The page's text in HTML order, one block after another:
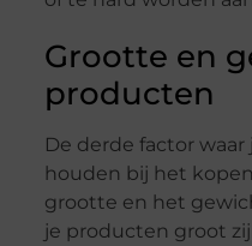
Grootte en
producten
De derde factor
houden bij het
grootte en het
je producten groot